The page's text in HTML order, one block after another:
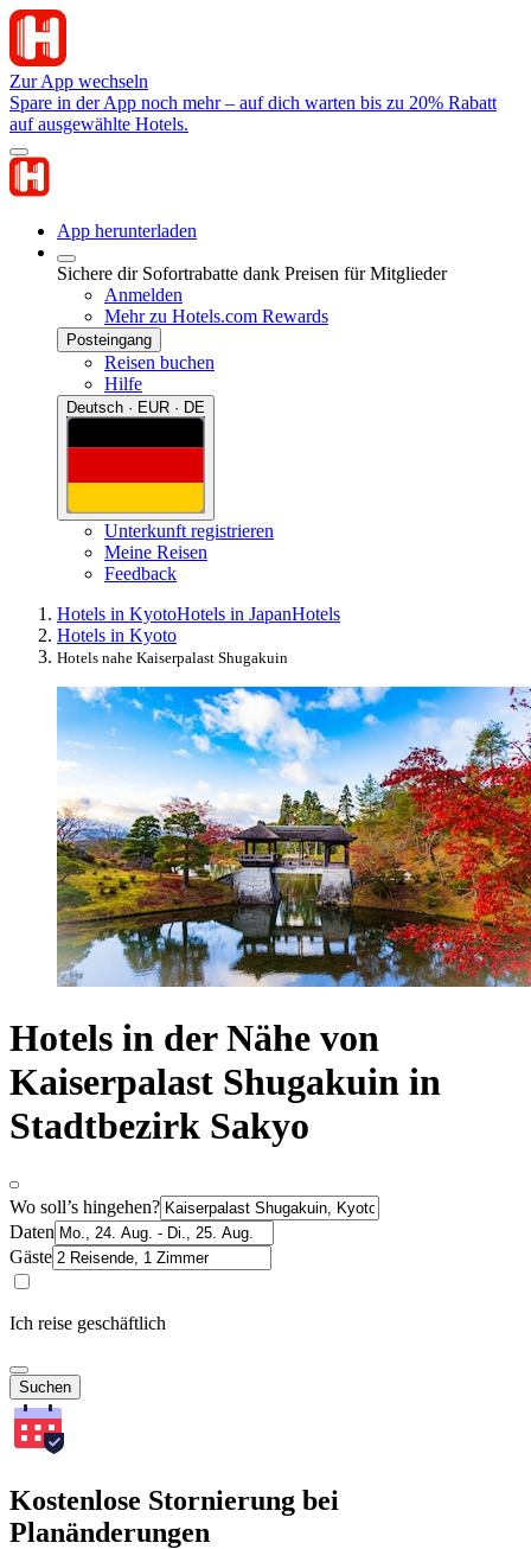
Zur App wechseln
Spare in der App noch mehr – auf dich warten bis zu 20% Rabatt
auf ausgewählte Hotels.
App herunterladen
Sichere dir Sofortrabatte dank Preisen für Mitglieder
Anmelden
Mehr zu Hotels.com Rewards
Posteingang
Reisen buchen
Hilfe
Deutsch · EUR · DE
Unterkunft registrieren
Meine Reisen
Feedback
Hotels in KyotoHotels in JapanHotels
Hotels in Kyoto
Hotels nahe Kaiserpalast Shugakuin
Hotels in der Nähe von
Kaiserpalast Shugakuin in
Stadtbezirk Sakyo
Wo soll’s hingehen?
Daten
Gäste
Ich reise geschäftlich
Suchen
Kostenlose Stornierung bei
Planänderungen